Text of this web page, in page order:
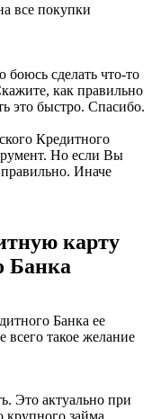
все покупки
сделать что-то
как правильно
это быстро. Спасибо.
Кредитного
Но если Вы
правильно. Иначе
карту
Банка
Банка ее
такое желание
Это актуально при
займа.